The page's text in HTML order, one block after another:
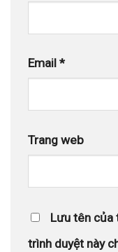
Email *
Trang web
Lưu tên của
trình duyệt này